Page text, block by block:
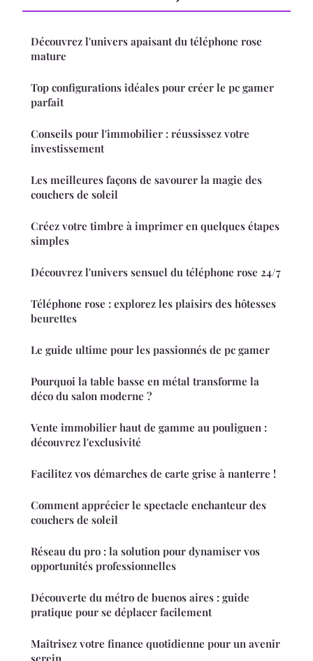
Découvrez l'univers apaisant du téléphone rose
mature
Top configurations idéales pour créer le pc gamer
parfait
Conseils pour l'immobilier : réussissez votre
investissement
Les meilleures façons de savourer la magie des
couchers de soleil
Créez votre timbre à imprimer en quelques étapes
simples
Découvrez l'univers sensuel du téléphone rose 24/7
Téléphone rose : explorez les plaisirs des hôtesses
beurettes
Le guide ultime pour les passionnés de pc gamer
Pourquoi la table basse en métal transforme la
déco du salon moderne ?
Vente immobilier haut de gamme au pouliguen :
découvrez l'exclusivité
Facilitez vos démarches de carte grise à nanterre !
Comment apprécier le spectacle enchanteur des
couchers de soleil
Réseau du pro : la solution pour dynamiser vos
opportunités professionnelles
Découverte du métro de buenos aires : guide
pratique pour se déplacer facilement
Maîtrisez votre finance quotidienne pour un avenir